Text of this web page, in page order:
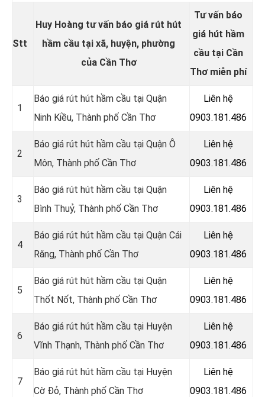
Stt
Huy Hoàng tư vấn báo giá rút hút
hầm cầu tại xã, huyện, phường
của Cần Thơ
Tư vấn báo
giá hút hầm
cầu tại Cần
Thơ miễn phí
1
Báo giá rút hút hầm cầu tại Quận
Ninh Kiều, Thành phố Cần Thơ
Liên hệ
0903.181.486
2
Báo giá rút hút hầm cầu tại Quận Ô
Môn, Thành phố Cần Thơ
Liên hệ
0903.181.486
3
Báo giá rút hút hầm cầu tại Quận
Bình Thuỷ, Thành phố Cần Thơ
Liên hệ
0903.181.486
4
Báo giá rút hút hầm cầu tại Quận Cái
Răng, Thành phố Cần Thơ
Liên hệ
0903.181.486
5
Báo giá rút hút hầm cầu tại Quận
Thốt Nốt, Thành phố Cần Thơ
Liên hệ
0903.181.486
6
Báo giá rút hút hầm cầu tại Huyện
Vĩnh Thạnh, Thành phố Cần Thơ
Liên hệ
0903.181.486
7
Báo giá rút hút hầm cầu tại Huyện
Cờ Đỏ, Thành phố Cần Thơ
Liên hệ
0903.181.486